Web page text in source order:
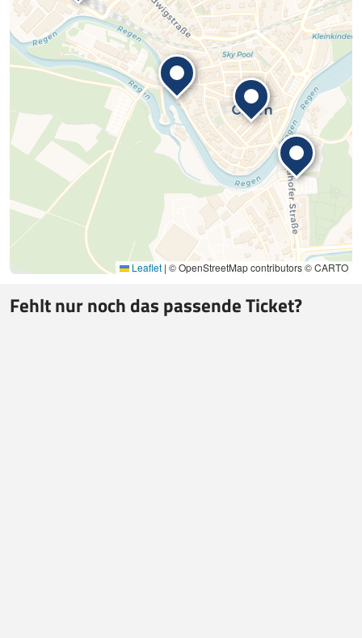
Leaflet | © OpenStreetMap contributors © CARTO
Fehlt nur noch das passende Ticket?